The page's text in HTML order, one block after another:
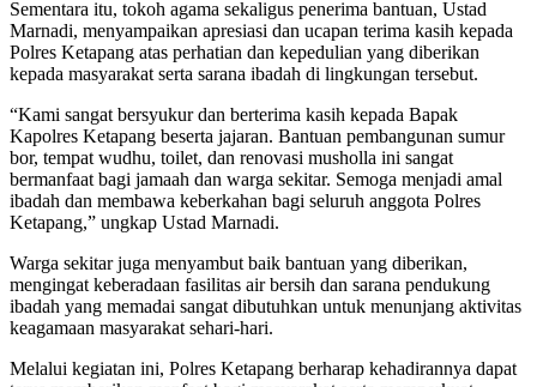
Sementara itu, tokoh agama sekaligus penerima bantuan, Ustad
Marnadi, menyampaikan apresiasi dan ucapan terima kasih kepada
Polres Ketapang atas perhatian dan kepedulian yang diberikan
kepada masyarakat serta sarana ibadah di lingkungan tersebut.
“Kami sangat bersyukur dan berterima kasih kepada Bapak
Kapolres Ketapang beserta jajaran. Bantuan pembangunan sumur
bor, tempat wudhu, toilet, dan renovasi musholla ini sangat
bermanfaat bagi jamaah dan warga sekitar. Semoga menjadi amal
ibadah dan membawa keberkahan bagi seluruh anggota Polres
Ketapang,” ungkap Ustad Marnadi.
Warga sekitar juga menyambut baik bantuan yang diberikan,
mengingat keberadaan fasilitas air bersih dan sarana pendukung
ibadah yang memadai sangat dibutuhkan untuk menunjang aktivitas
keagamaan masyarakat sehari-hari.
Melalui kegiatan ini, Polres Ketapang berharap kehadirannya dapat